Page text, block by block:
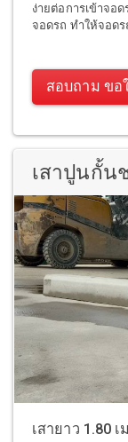
ง่ายต่อการเข้าจอ
จอดรถ ทำให้จอด
สอบถาม ขอ
เสาปูนกั้น
เสายาว 1.80